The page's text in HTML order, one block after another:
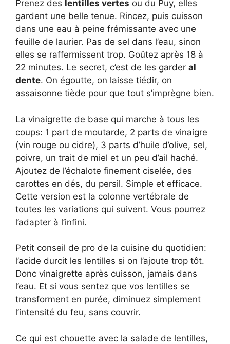
Prenez des lentilles vertes ou du Puy, elles
gardent une belle tenue. Rincez, puis cuisson
dans une eau à peine frémissante avec une
feuille de laurier. Pas de sel dans l’eau, sinon
elles se raffermissent trop. Goûtez après 18 à
22 minutes. Le secret, c’est de les garder al
dente. On égoutte, on laisse tiédir, on
assaisonne tiède pour que tout s’imprègne bien.
La vinaigrette de base qui marche à tous les
coups: 1 part de moutarde, 2 parts de vinaigre
(vin rouge ou cidre), 3 parts d’huile d’olive, sel,
poivre, un trait de miel et un peu d’ail haché.
Ajoutez de l’échalote finement ciselée, des
carottes en dés, du persil. Simple et efficace.
Cette version est la colonne vertébrale de
toutes les variations qui suivent. Vous pourrez
l’adapter à l’infini.
Petit conseil de pro de la cuisine du quotidien:
l’acide durcit les lentilles si on l’ajoute trop tôt.
Donc vinaigrette après cuisson, jamais dans
l’eau. Et si vous sentez que vos lentilles se
transforment en purée, diminuez simplement
l’intensité du feu, sans couvrir.
Ce qui est chouette avec la salade de lentilles,